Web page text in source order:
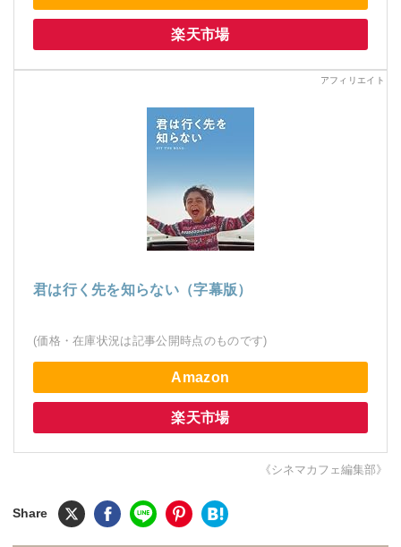
楽天市場
君は行く先を知らない（字幕版）
(価格・在庫状況は記事公開時点のものです)
Amazon
楽天市場
《シネマカフェ編集部》